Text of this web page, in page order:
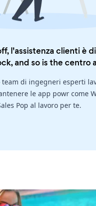
l'assistenza clienti è
and so is thecentro
di ingegneri esperti
le app powr come
Pop al lavoro per te.